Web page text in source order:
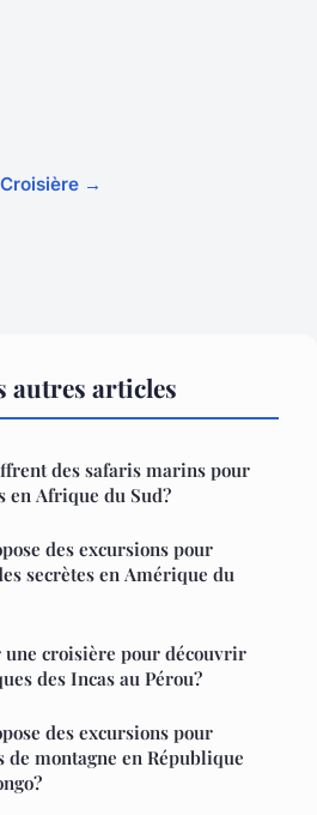
→
autres articles
des safaris marins pour
en Afrique du Sud?
des excursions pour
secrètes en Amérique du
une croisière pour découvrir
des Incas au Pérou?
des excursions pour
montagne en République